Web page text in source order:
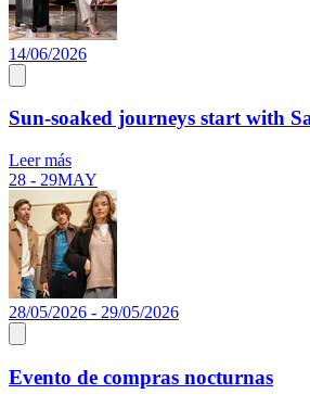
14/06/2026
Sun-soaked journeys start with
Leer más
28 - 29MAY
28/05/2026 - 29/05/2026
Evento de compras nocturnas